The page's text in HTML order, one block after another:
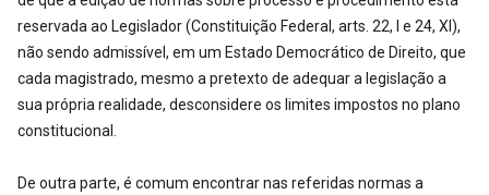
reservada ao Legislador (Constituição Federal, arts. 22, I e 24, XI),
não sendo admissível, em um Estado Democrático de Direito, que
cada magistrado, mesmo a pretexto de adequar a legislação a
sua própria realidade, desconsidere os limites impostos no plano
constitucional.
De outra parte, é comum encontrar nas referidas normas a